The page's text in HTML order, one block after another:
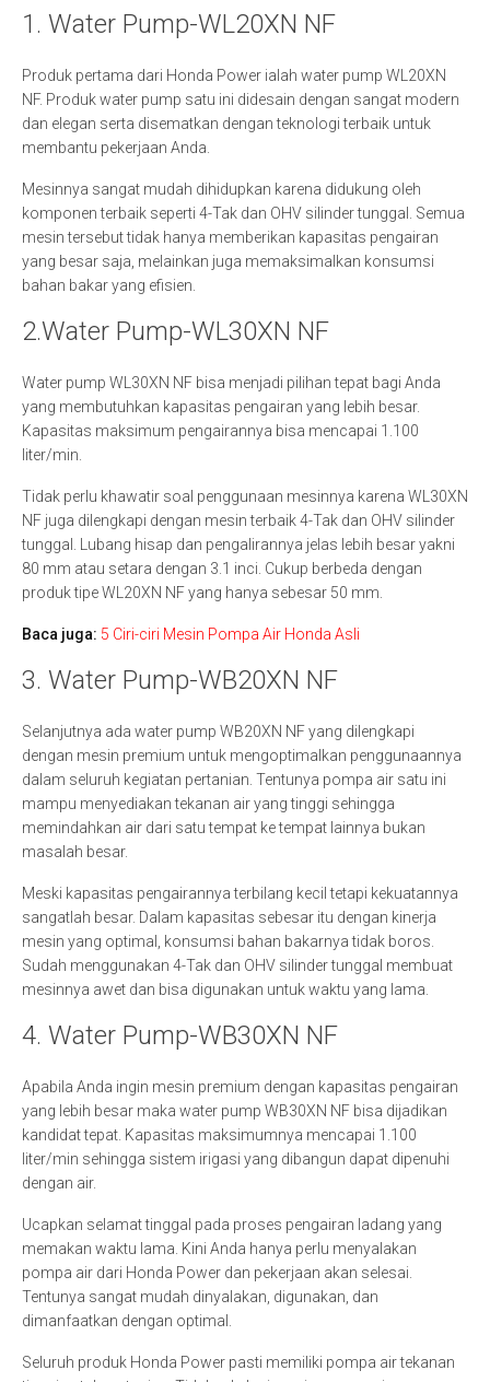
1. Water Pump-WL20XN NF
Produk pertama dari Honda Power ialah water pump WL20XN
NF. Produk water pump satu ini didesain dengan sangat modern
dan elegan serta disematkan dengan teknologi terbaik untuk
membantu pekerjaan Anda.
Mesinnya sangat mudah dihidupkan karena didukung oleh
komponen terbaik seperti 4-Tak dan OHV silinder tunggal. Semua
mesin tersebut tidak hanya memberikan kapasitas pengairan
yang besar saja, melainkan juga memaksimalkan konsumsi
bahan bakar yang efisien.
2.Water Pump-WL30XN NF
Water pump WL30XN NF bisa menjadi pilihan tepat bagi Anda
yang membutuhkan kapasitas pengairan yang lebih besar.
Kapasitas maksimum pengairannya bisa mencapai 1.100
liter/min.
Tidak perlu khawatir soal penggunaan mesinnya karena WL30XN
NF juga dilengkapi dengan mesin terbaik 4-Tak dan OHV silinder
tunggal. Lubang hisap dan pengalirannya jelas lebih besar yakni
80 mm atau setara dengan 3.1 inci. Cukup berbeda dengan
produk tipe WL20XN NF yang hanya sebesar 50 mm.
Baca juga: 5 Ciri-ciri Mesin Pompa Air Honda Asli
3. Water Pump-WB20XN NF
Selanjutnya ada water pump WB20XN NF yang dilengkapi
dengan mesin premium untuk mengoptimalkan penggunaannya
dalam seluruh kegiatan pertanian. Tentunya pompa air satu ini
mampu menyediakan tekanan air yang tinggi sehingga
memindahkan air dari satu tempat ke tempat lainnya bukan
masalah besar.
Meski kapasitas pengairannya terbilang kecil tetapi kekuatannya
sangatlah besar. Dalam kapasitas sebesar itu dengan kinerja
mesin yang optimal, konsumsi bahan bakarnya tidak boros.
Sudah menggunakan 4-Tak dan OHV silinder tunggal membuat
mesinnya awet dan bisa digunakan untuk waktu yang lama.
4. Water Pump-WB30XN NF
Apabila Anda ingin mesin premium dengan kapasitas pengairan
yang lebih besar maka water pump WB30XN NF bisa dijadikan
kandidat tepat. Kapasitas maksimumnya mencapai 1.100
liter/min sehingga sistem irigasi yang dibangun dapat dipenuhi
dengan air.
Ucapkan selamat tinggal pada proses pengairan ladang yang
memakan waktu lama. Kini Anda hanya perlu menyalakan
pompa air dari Honda Power dan pekerjaan akan selesai.
Tentunya sangat mudah dinyalakan, digunakan, dan
dimanfaatkan dengan optimal.
Seluruh produk Honda Power pasti memiliki pompa air tekanan